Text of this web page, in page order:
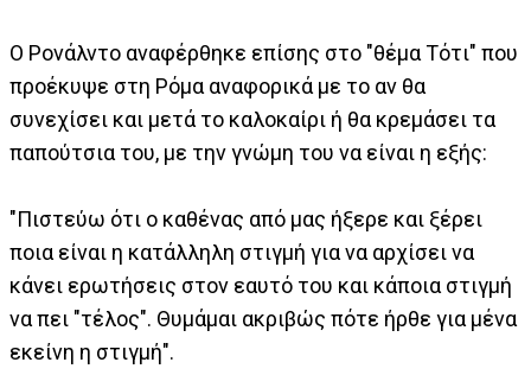
Ο Ρονάλντο αναφέρθηκε επίσης στο "θέμα Τότι" που
προέκυψε στη Ρόμα αναφορικά με το αν θα
συνεχίσει και μετά το καλοκαίρι ή θα κρεμάσει τα
παπούτσια του, με την γνώμη του να είναι η εξής:
"Πιστεύω ότι ο καθένας από μας ήξερε και ξέρει
ποια είναι η κατάλληλη στιγμή για να αρχίσει να
κάνει ερωτήσεις στον εαυτό του και κάποια στιγμή
να πει "τέλος". Θυμάμαι ακριβώς πότε ήρθε για μένα
εκείνη η στιγμή".